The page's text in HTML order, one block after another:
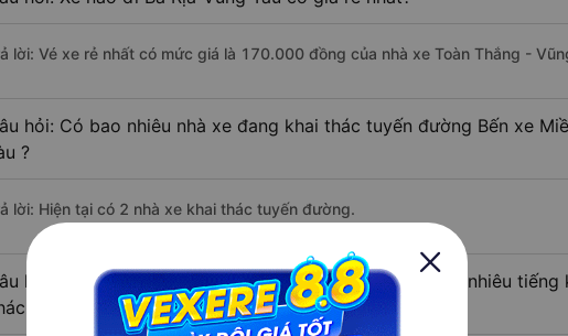
lời: Vé xe rẻ nhất có mức giá là 170.000 đồng của nhà xe Toàn Thắng -
hỏi: Có bao nhiêu nhà xe đang khai thác tuyến đường Bến xe
?
lời: Hiện tại có 2 nhà xe khai thác tuyến đường.
hỏi: Từ Bến xe Miền Tây đi Bà Rịa-Vũng Tàu mất bao nhiêu